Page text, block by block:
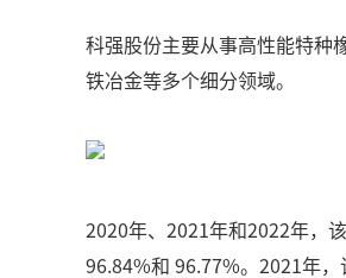
科强股份主要从事高性能特种
铁冶金等多个细分领域。
2020年、2021年和2022年，
96.84%和 96.77%。2021年